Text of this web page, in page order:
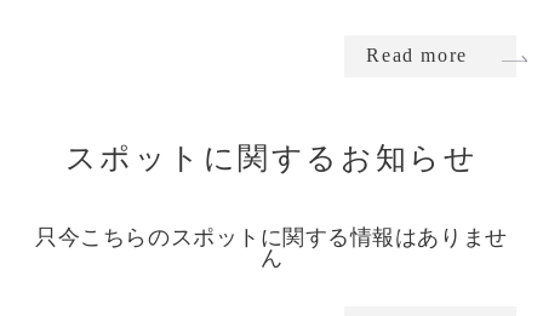
Read more
スポットに関するお知らせ
只今こちらのスポットに関する情報はありませ
ん